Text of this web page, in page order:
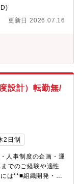
としての地位確立
オンライン）販売
生産を一体化した
・スポーツ）とデ
企業”として世界ト
します
の掘り起こしと商
拡大フェーズにつ
サポート体制も万
能で、ワークライフ
ます。変革への意
迎。ブランドの
です。【働き
可 ※他の会社等に雇
しております・残
イチェーン高度化
下を軸に、
ポジション確立を目
最適立地への出店戦
とした欧州やアジ
更新日 2026.07.16
設計）転勤無/
2日制
人事制度の企画・運
でのご経験や適性
は**■組織開発・人